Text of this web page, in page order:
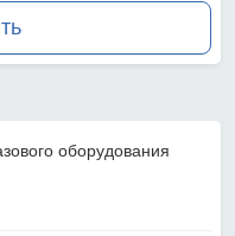
оборудования